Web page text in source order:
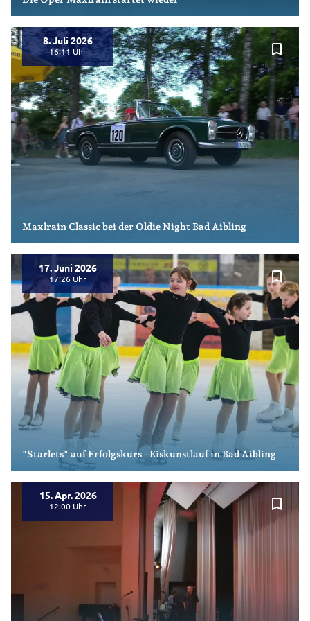
bookmark_border
8. Juli 2026
16:11
Maxlrain Classic bei der Oldie Night Bad Aibling
bookmark_border
17. Juni 2026
17:26
"Starlets" auf Erfolgskurs - Eiskunstlauf in Bad Aibling
bookmark_border
15. Apr. 2026
12:00